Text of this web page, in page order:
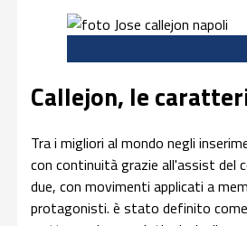
Callejon, le
Tra i migliori al mondo negli
con continuità grazie all'assist del
due, con movimenti applicati a
protagonisti. è stato definito